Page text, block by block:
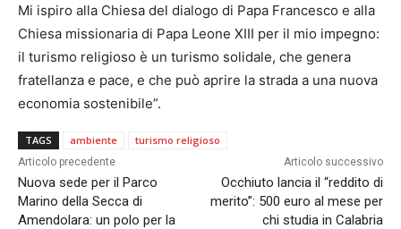
Mi ispiro alla Chiesa del dialogo di Papa Francesco e alla
Chiesa missionaria di Papa Leone XIII per il mio impegno:
il turismo religioso è un turismo solidale, che genera
fratellanza e pace, e che può aprire la strada a una nuova
economia sostenibile”.
TAGS ambiente turismo religioso
Articolo precedente
Nuova sede per il Parco
Marino della Secca di
Amendolara: un polo per la
Articolo successivo
Occhiuto lancia il “reddito di
merito”: 500 euro al mese per
chi studia in Calabria